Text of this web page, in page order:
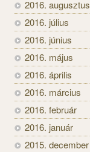
2016. augusztus
2016. július
2016. június
2016. május
2016. április
2016. március
2016. február
2016. január
2015. december